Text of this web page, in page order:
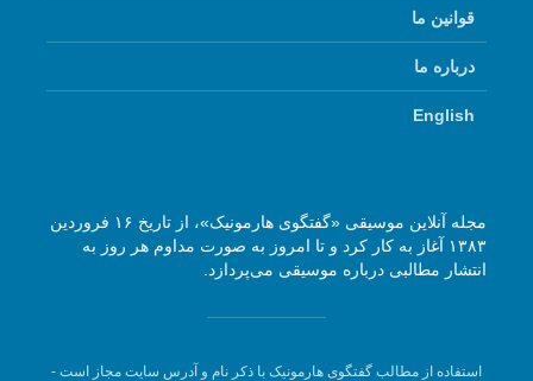
قوانین ما
درباره ما
English
مجله آنلاین موسیقی «گفتگوی هارمونیک»، از تاریخ ۱۶ فروردین
۱۳۸۳ آغاز به کار کرد و تا امروز به صورت مداوم هر روز به
انتشار مطالبی درباره موسیقی می‌پردازد.
استفاده از مطالب گفتگوی هارمونیک با ذکر نام و آدرس سایت مجاز است -